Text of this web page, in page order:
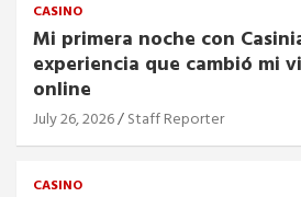
CASINO
Mi primera noche con
experiencia que cambió mi
online
July 26, 2026 Staff Reporter
CASINO